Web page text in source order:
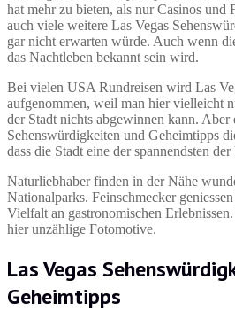
hat mehr zu bieten, als nur Casinos und
auch viele weitere Las Vegas
gar nicht erwarten würde. Auch wenn
das Nachtleben bekannt sein wird.
Bei vielen USA Rundreisen wird Las
aufgenommen, weil man hier vielleicht
der Stadt nichts abgewinnen kann.
Sehenswürdigkeiten und Geheimtipps
dass die Stadt eine der spannendsten
Naturliebhaber finden in der Nähe
Nationalparks. Feinschmecker
Vielfalt an gastronomischen
hier unzählige Fotomotive.
Las Vegas
Geheimtipps